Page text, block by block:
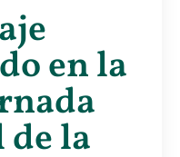
en la
la